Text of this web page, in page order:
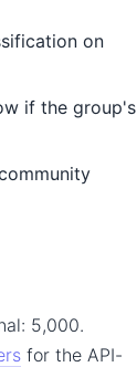
on
if the group's
5,000.
for the API-